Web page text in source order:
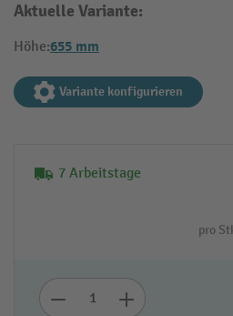
Aktuelle Variante:
Höhe:655 mm
Variante konfigurieren
7 Arbeitstage
pro